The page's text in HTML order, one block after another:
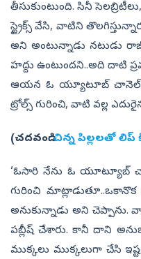
తీసుకుంటుంది. సినీ
స్ట్రైక్స్‌ వేసి, వాటిని
అని అంటున్నాడు నటుడు
హద్దు ఉంటుందని..అది దాటి
ఆయన ఓ య్యూటూబ్‌ చానెల్‌కి
ట్రోల్స్‌ గురించి, వాటి వల్ల
(చదవండి:చిన్న పిల్లలతో
‘ఓసారి నేను ఓ యూట్యూబ్‌
గురించి
అనుకున్నాడు అని చెప్పాను.
పబ్లీష్‌ చేశారు. కానీ దాని
ముక్కలు ముక్కలుగా చేసి